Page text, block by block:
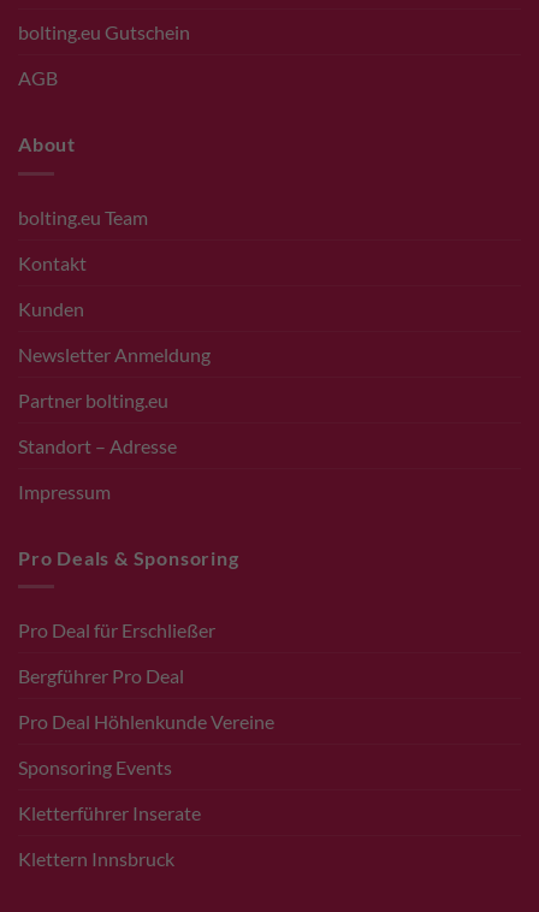
bolting.eu Gutschein
AGB
About
bolting.eu Team
Kontakt
Kunden
Newsletter Anmeldung
Partner bolting.eu
Standort – Adresse
Impressum
Pro Deals & Sponsoring
Pro Deal für Erschließer
Bergführer Pro Deal
Pro Deal Höhlenkunde Vereine
Sponsoring Events
Kletterführer Inserate
Klettern Innsbruck